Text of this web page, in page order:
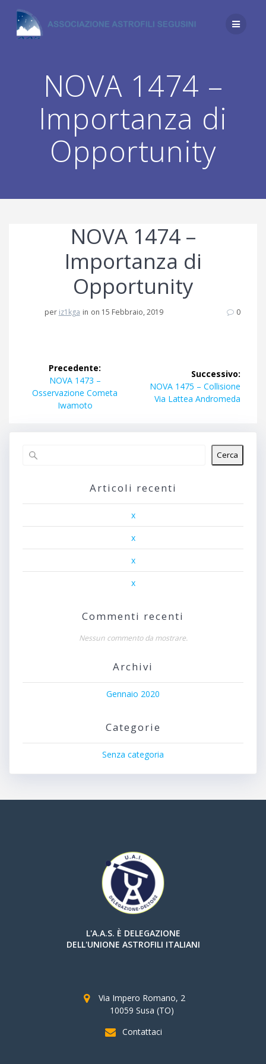
contenuto
NOVA 1474 –
Importanza di
Opportunity
NOVA 1474 –
Importanza di
Opportunity
per iz1kga in on 15 Febbraio, 2019 0
Navigazione
articoli
Precedente:
Articolo
precedente:
NOVA 1473 –
Osservazione Cometa
Iwamoto
Successivo:
Articolo
successivo:
NOVA 1475 – Collisione
Via Lattea Andromeda
Cerca
Articoli recenti
x
x
x
x
Commenti recenti
Nessun commento da mostrare.
Archivi
Gennaio 2020
Categorie
Senza categoria
L'A.A.S. È DELEGAZIONE
DELL'UNIONE ASTROFILI ITALIANI
Via Impero Romano, 2
10059 Susa (TO)
Contattaci